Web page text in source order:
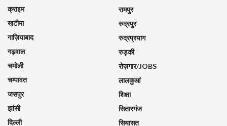
क्राइम
खटीमा
गाज़ियाबाद
गढ़वाल
चमोली
चम्पावत
जसपुर
झांसी
दिल्ली
रामपुर
रुद्रपुर
रुद्रप्रयाग
रुड़की
रोज़गार/JOBS
लालकुआं
शिक्षा
सितारगंज
सियासत